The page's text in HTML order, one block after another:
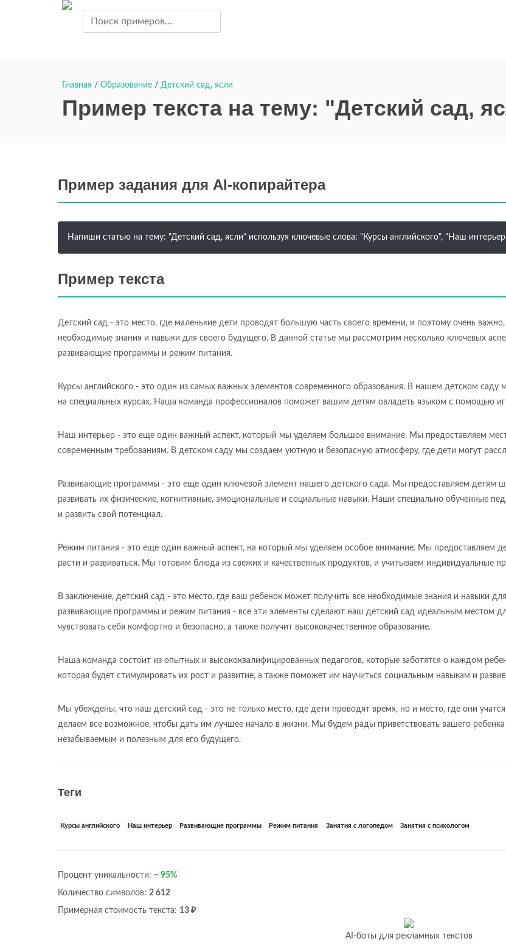
Главная / Образование / Детский сад, ясли
Пример текста на тему: "Детский сад,
Пример задания для AI-копирайтера
Напиши статью на тему: "Детский сад, ясли" используя ключевые слова: "Курсы английского", "Наш
Пример текста
Детский сад - это место, где маленькие дети проводят большую часть своего времени, и поэтому очень
необходимые знания и навыки для своего будущего. В данной статье мы рассмотрим несколько ключевых
развивающие программы и режим питания.
Курсы английского - это один из самых важных элементов современного образования. В нашем детском саду
на специальных курсах. Наша команда профессионалов поможет вашим детям овладеть языком с помощью
Наш интерьер - это еще один важный аспект, который мы уделяем большое внимание. Мы предоставляем
современным требованиям. В детском саду мы создаем уютную и безопасную атмосферу, где дети могут
Развивающие программы - это еще один ключевой элемент нашего детского сада. Мы предоставляем детям
развивать их физические, когнитивные, эмоциональные и социальные навыки. Наши специально обученные
и развить свой потенциал.
Режим питания - это еще один важный аспект, на который мы уделяем особое внимание. Мы предоставляем
расти и развиваться. Мы готовим блюда из свежих и качественных продуктов, и учитываем индивидуальные
В заключение, детский сад - это место, где ваш ребенок может получить все необходимые знания и навыки
развивающие программы и режим питания - все эти элементы сделают наш детский сад идеальным местом
чувствовать себя комфортно и безопасно, а также получит высококачественное образование.
Наша команда состоит из опытных и высококвалифицированных педагогов, которые заботятся о каждом
которая будет стимулировать их рост и развитие, а также поможет им научиться социальным навыкам и
Мы убеждены, что наш детский сад - это не только место, где дети проводят время, но и место, где они
делаем все возможное, чтобы дать им лучшее начало в жизни. Мы будем рады приветствовать вашего
незабываемым и полезным для его будущего.
Теги
Курсы английского Наш интерьер Развивающие программы Режим питания Занятия с логопедом Занятия с психологом
Процент уникальности: ~ 95%
Количество символов: 2 612
Примерная стоимость текста: 13 ₽
AI-боты для рекламных текстов